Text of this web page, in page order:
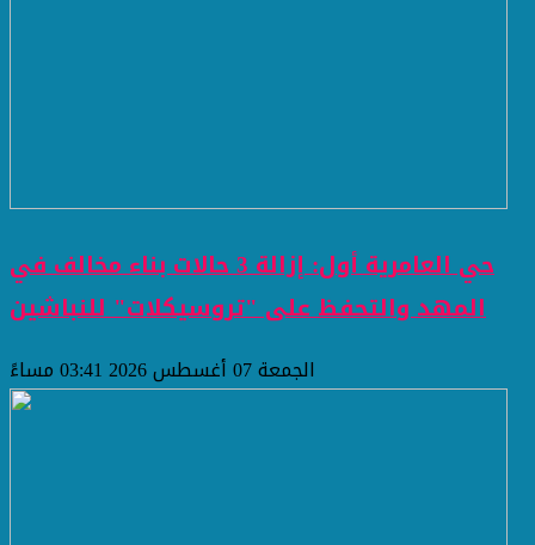
حي العامرية أول: إزالة 3 حالات بناء مخالف في
المهد والتحفظ على "تروسيكلات" للنباشين
الجمعة 07 أغسطس 2026 03:41 مساءً